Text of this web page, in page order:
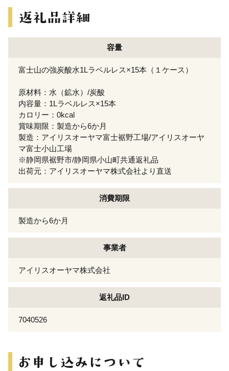
容量
富士山の強炭酸水1Lラベルレス×15本（１ケース）
原材料：水（鉱水）/炭酸
内容量：1Lラベルレス×15本
カロリー：0kcal
賞味期限：製造から6か月
製造：アイリスオーヤマ富士裾野工場/アイリスオーヤ
マ富士小山工場
※静岡県裾野市/静岡県小山町共通返礼品
出荷元：アイリスオーヤマ株式会社より直送
消費期限
製造から6か月
事業者
アイリスオーヤマ株式会社
返礼品ID
7040526